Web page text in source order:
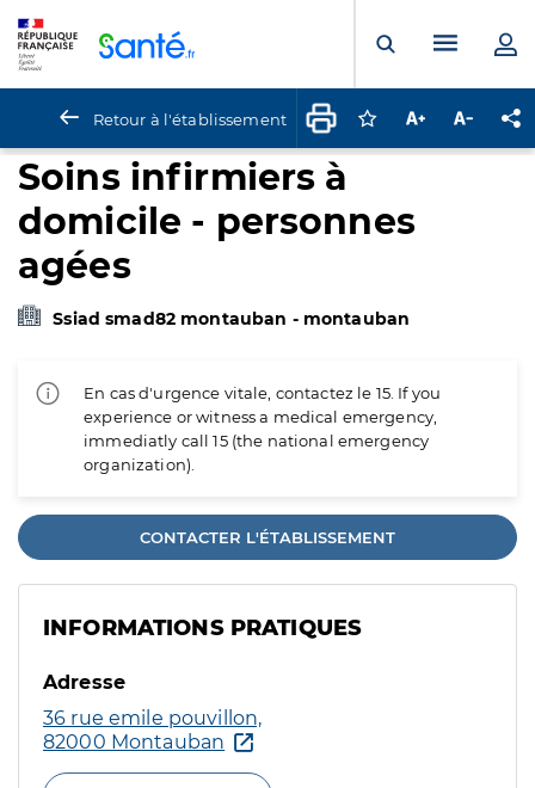
Ouvrir laMenu
Retour à l'établissement Connectez-vous
Augmenter la
Soins infirmiers à
domicile - personnes
agées
Ssiad smad82 montauban - montauban
En cas d'urgence vitale, contactez le 15. If you
experience or witness a medical emergency,
immediatly call 15 (the national emergency
organization).
CONTACTER L'ÉTABLISSEMENT
INFORMATIONS PRATIQUES
Adresse
36 rue emile pouvillon,
82000 Montauban